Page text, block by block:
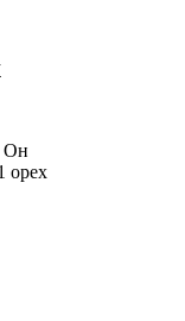
Он
орех